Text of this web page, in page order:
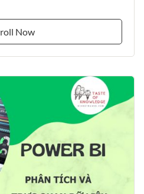
Now